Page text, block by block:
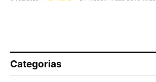
Categorias